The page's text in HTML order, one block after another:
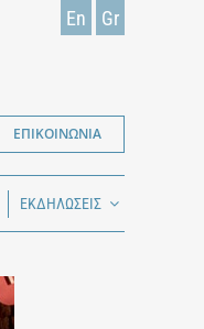
En Gr
ΕΠΙΚΟΙΝΩΝΙΑ
ΕΚΔΗΛΩΣΕΙΣ